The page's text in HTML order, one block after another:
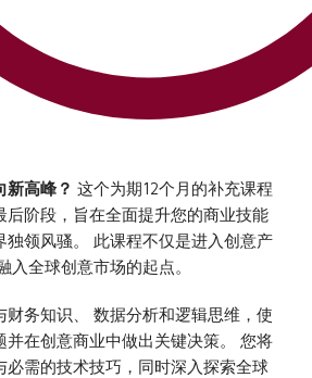
新高峰？ 这个为期12个月的补充课程
后阶段，旨在全面提升您的商业技能
独领风骚。 此课程不仅是进入创意产
入全球创意市场的起点。
财务知识、 数据分析和逻辑思维，使
并在创意商业中做出关键决策。 您将
必需的技术技巧，同时深入探索全球